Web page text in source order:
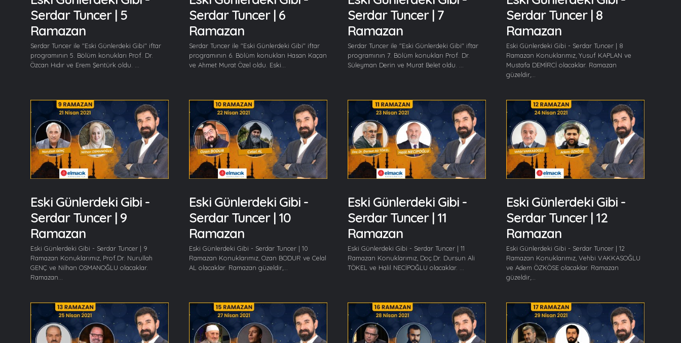
Serdar Tuncer | 5
Ramazan
Serdar Tuncer ile "Eski Günlerdeki Gibi" iftar
programının 5. Bölüm konukları Prof. Dr.
Özcan Hıdır ve Erem Şentürk oldu. ...
Serdar Tuncer | 6
Ramazan
Serdar Tuncer ile "Eski Günlerdeki Gibi" iftar
programının 6. Bölüm konukları Hasan Kaçan
ve Ahmet Murat Özel oldu. Eski...
Serdar Tuncer | 7
Ramazan
Serdar Tuncer ile "Eski Günlerdeki Gibi" iftar
programının 7. Bölüm konukları Prof. Dr.
Süleyman Derin ve Murat Belet oldu. ...
Serdar Tuncer | 8
Ramazan
Eski Günlerdeki Gibi - Serdar Tuncer | 8
Ramazan Konuklarımız, Yusuf KAPLAN ve
Mustafa DEMİRCİ olacaklar. Ramazan
güzeldir,...
Eski Günlerdeki Gibi -
Serdar Tuncer | 9
Ramazan
Eski Günlerdeki Gibi - Serdar Tuncer | 9
Ramazan Konuklarımız, Prof.Dr. Nurullah
GENÇ ve Nilhan OSMANOĞLU olacaklar.
Ramazan...
Eski Günlerdeki Gibi -
Serdar Tuncer | 10
Ramazan
Eski Günlerdeki Gibi - Serdar Tuncer | 10
Ramazan Konuklarımız, Ozan BODUR ve Celal
AL olacaklar. Ramazan güzeldir,...
Eski Günlerdeki Gibi -
Serdar Tuncer | 11
Ramazan
Eski Günlerdeki Gibi - Serdar Tuncer | 11
Ramazan Konuklarımız, Doç.Dr. Dursun Ali
TÖKEL ve Halil NECİPOĞLU olacaklar. ...
Eski Günlerdeki Gibi -
Serdar Tuncer | 12
Ramazan
Eski Günlerdeki Gibi - Serdar Tuncer | 12
Ramazan Konuklarımız, Vehbi VAKKASOĞLU
ve Adem ÖZKÖSE olacaklar. Ramazan
güzeldir,...